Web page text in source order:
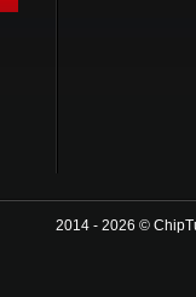
2014 - 2026 ©